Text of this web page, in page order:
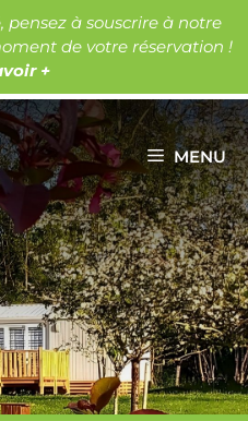
pensez à souscrire à notre
de votre réservation !
+
MENU